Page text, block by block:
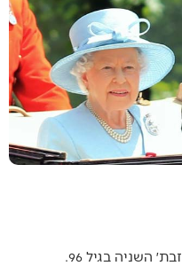
לפני כשבועיים נפטרה המלכה אליזבת׳ השניה בגיל 96.